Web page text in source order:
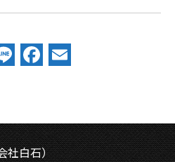
LineFacebook
社白石）